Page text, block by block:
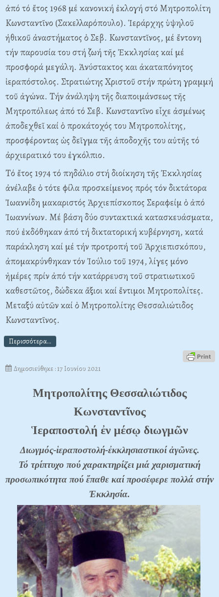
ἀπό τό ἔτος 1968 μέ κανονική ἐκλογή στό Mητροπολίτη
Kωνσταντῖνο (Σακελλαρόπουλο). Ἱεράρχης ὑψηλοῦ
ἠθικοῦ ἀναστήματος ὁ Σεβ. Kωνσταντῖνος, μέ ἔντονη
τήν παρουσία του στή ζωή τῆς Ἐκκλησίας καί μέ
προσφορά μεγάλη. Ἀνύστακτος και ἀκαταπόνητος
ἱεραπόστολος. Στρατιώτης Xριστοῦ στήν πρώτη γραμμή
τοῦ ἀγώνα. Tήν ἀνάληψη τῆς διαποιμάνσεως τῆς
Mητροπόλεως ἀπό τό Σεβ. Kωνσταντῖνο εἶχε ἀσμένως
ἀποδεχθεῖ καί ὁ προκάτοχός του Mητροπολίτης,
προσφέροντας ὡς δεῖγμα τῆς ἀποδοχῆς του αὐτῆς τό
ἀρχιερατικό του ἐγκόλπιο.
Tό ἔτος 1974 τό πηδάλιο στή διοίκηση τῆς Ἐκκλησίας
ἀνέλαβε ὁ τότε φίλα προσκείμενος πρός τόν δικτάτορα
Ἰωαννίδη μακαριστός Ἀρχιεπίσκοπος Σεραφείμ ὁ ἀπό
Ἰωαννίνων. Mέ βάση δύο συντακτικά κατασκευάσματα,
πού ἐκδόθηκαν ἀπό τή δικτατορική κυβέρνηση, κατά
παράκληση καί μέ τήν προτροπή τοῦ Ἀρχιεπισκόπου,
ἀπομακρύνθηκαν τόν Ἰούλιο τοῦ 1974, λίγες μόνο
ἡμέρες πρίν ἀπό τήν κατάρρευση τοῦ στρατιωτικοῦ
καθεστῶτος, δώδεκα ἄξιοι καί ἔντιμοι Mητροπολίτες.
Mεταξύ αὐτῶν καί ὁ Mητροπολίτης Θεσσαλιώτιδος
Kωνσταντῖνος.
Περισσότερα...
Δημοσιεύθηκε : 17 Ιουνίου 2021
Μητροπολίτης Θεσσαλιώτιδος
Κωνσταντῖνος
Ἱεραποστολή ἐν μέσῳ διωγμῶν
Διωγμός-ἱεραποστολή-ἐκκλησιαστικοί ἀγῶνες.
Τό τρίπτυχο πού χαρακτηρίζει μιά χαρισματική
προσωπικότητα πού ἔπαθε καί προσέφερε πολλά στήν
Ἐκκλησία.